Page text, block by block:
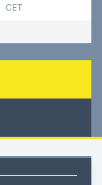
CET